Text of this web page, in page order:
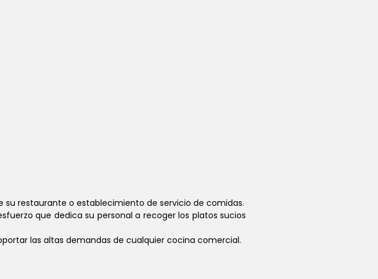
restaurante o establecimiento de servicio de comidas.
que dedica su personal a recoger los platos sucios
las altas demandas de cualquier cocina comercial.